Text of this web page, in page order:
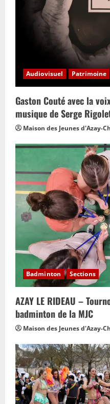
Audiovisuel Patrimoine
Gaston Couté avec la
musique de Serge
Maison des Jeunes d'Azay-
Badminton Sections
AZAY LE RIDEAU –
badminton de la MJC
Maison des Jeunes d'Azay-